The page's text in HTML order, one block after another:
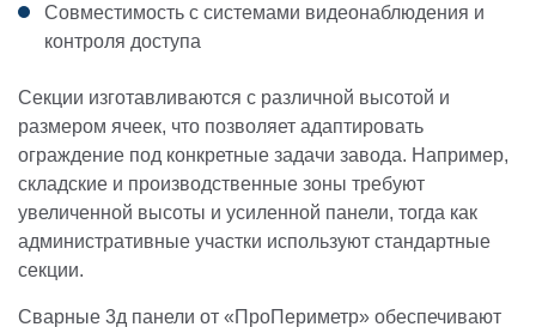
Совместимость с системами видеонаблюдения и
контроля доступа
Секции изготавливаются с различной высотой и
размером ячеек, что позволяет адаптировать
ограждение под конкретные задачи завода. Например,
складские и производственные зоны требуют
увеличенной высоты и усиленной панели, тогда как
административные участки используют стандартные
секции.
Сварные 3д панели от «ПроПериметр» обеспечивают